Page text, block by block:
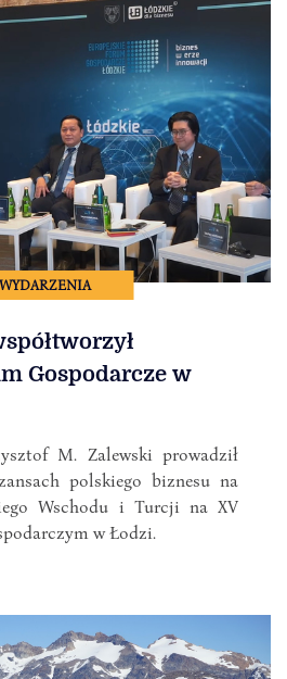
WYDARZENIA
Gospodarcze w
M. Zalewski prowadził
polskiego biznesu na
Wschodu i Turcji na XV
w Łodzi.